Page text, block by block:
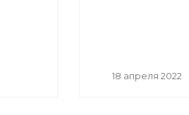
18 апреля 2022